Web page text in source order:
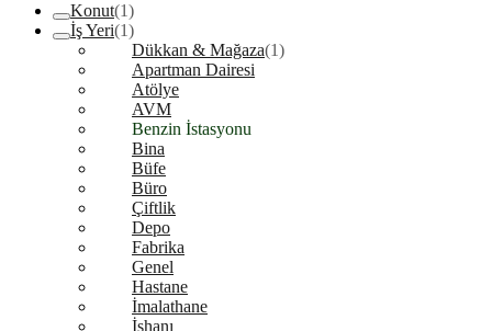
Konut(1)
İş Yeri(1)
Dükkan & Mağaza(1)
Apartman Dairesi
Atölye
AVM
Benzin İstasyonu
Bina
Büfe
Büro
Çiftlik
Depo
Fabrika
Genel
Hastane
İmalathane
İşhanı